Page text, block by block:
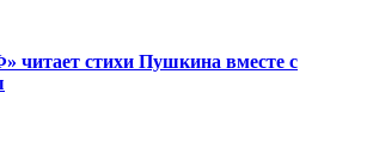
читает стихи Пушкина вместе с